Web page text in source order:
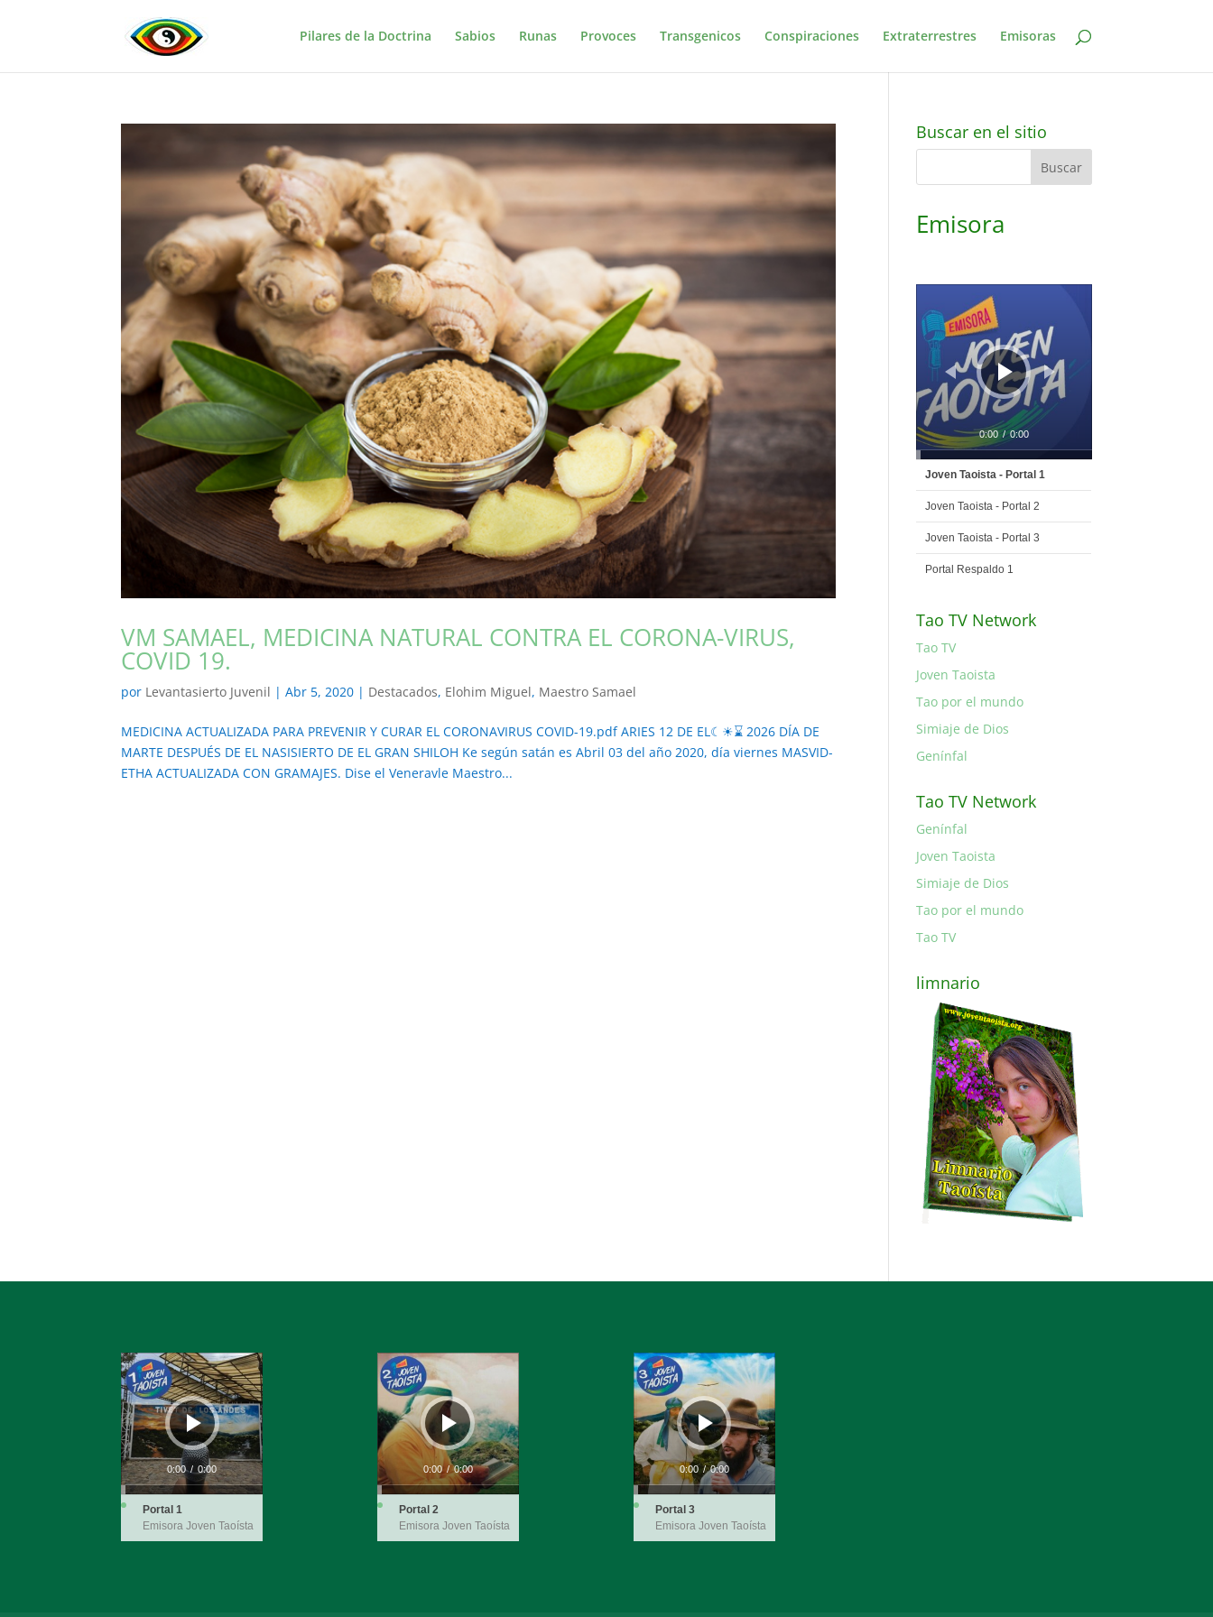
Pilares de la Doctrina Sabios Runas Provoces Transgenicos Conspiraciones Extraterrestres Emisoras
VM SAMAEL, MEDICINA NATURAL CONTRA EL CORONA-VIRUS,
COVID 19.
por Levantasierto Juvenil |Abr 5, 2020 | Destacados, Elohim Miguel, Maestro Samael
MEDICINA ACTUALIZADA PARA PREVENIR Y CURAR EL CORONAVIRUS COVID-19.pdf ARIES 12 DE EL☾☀⌛ 2026 DÍA DE
MARTE DESPUÉS DE EL NASISIERTO DE EL GRAN SHILOH Ke según satán es Abril 03 del año 2020, día viernes MASVID-
ETHA ACTUALIZADA CON GRAMAJES. Dise el Veneravle Maestro...
Buscar en el sitio
Emisora
Reproductor
audio
0:00 / 0:00
Joven Taoista - Portal 1
Joven Taoista - Portal 2
Joven Taoista - Portal 3
Portal Respaldo 1
Tao TV Network
Tao TV
Joven Taoista
Tao por el mundo
Simiaje de Dios
Genínfal
Tao TV Network
Genínfal
Joven Taoista
Simiaje de Dios
Tao por el mundo
Tao TV
limnario
Reproductor
de
audio
0:00 / 0:00
Portal 1
Emisora Joven Taoísta
Reproductor
de
audio
0:00 / 0:00
Portal 2
Emisora Joven Taoísta
Reproductor
de
audio
0:00 / 0:00
Portal 3
Emisora Joven Taoísta